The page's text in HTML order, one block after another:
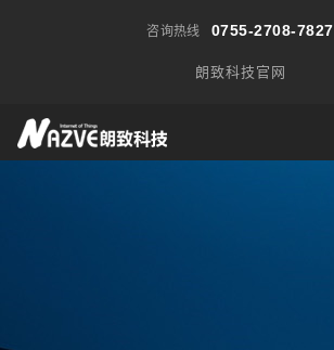
咨询热线 0755-2708-7827
朗致科技官网